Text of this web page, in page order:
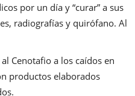
por un día y “curar” a sus
radiografías y quirófano. Al
Cenotafio a los caídos en
productos elaborados